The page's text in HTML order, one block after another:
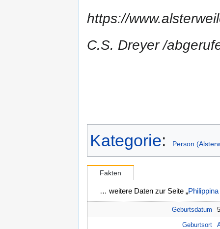
https://
C.S. Dreyer /
Kategorie: Person
Fakten
… weitere Daten zur Seite „
Geburtsdatum
Geburtsort